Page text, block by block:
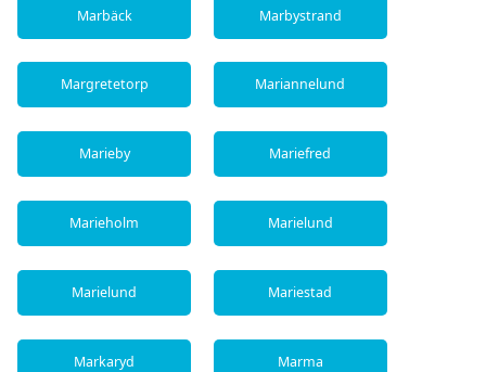
Marbäck Marbystrand
Margretetorp Mariannelund
Marieby Mariefred
Marieholm Marielund
Marielund Mariestad
Markaryd Marma